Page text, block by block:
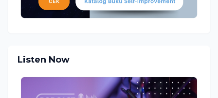
Listen Now